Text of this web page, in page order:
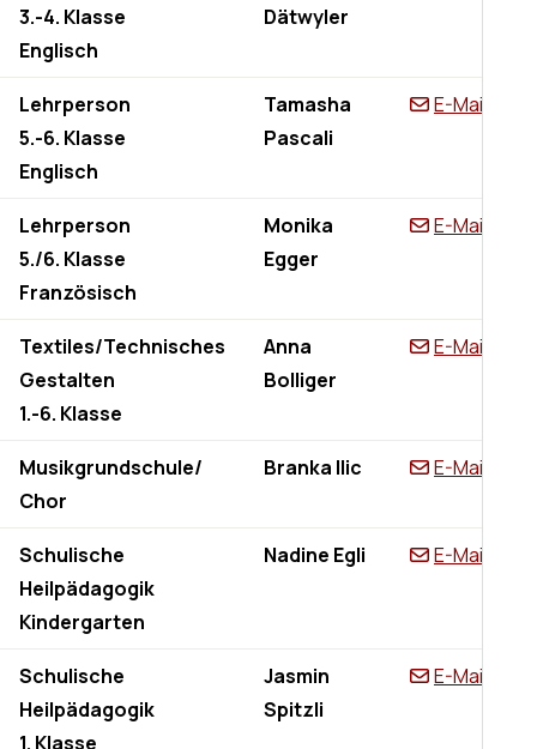
3.-4. Klasse
Englisch
Dätwyler
Lehrperson
5.-6. Klasse
Englisch
Tamasha
Pascali
E-Mail
Lehrperson
5./6. Klasse
Französisch
Monika
Egger
E-Mail
Textiles/Technisches
Gestalten
1.-6. Klasse
Anna
Bolliger
E-Mail
Musikgrundschule/
Chor
Branka Ilic E-Mail
Schulische
Heilpädagogik
Kindergarten
Nadine Egli E-Mail
Schulische
Heilpädagogik
1. Klasse
Jasmin
Spitzli
E-Mail